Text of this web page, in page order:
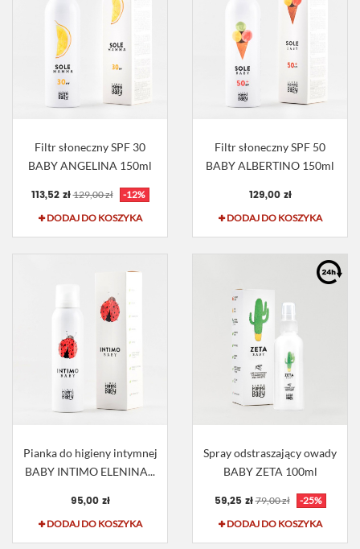
Filtr słoneczny SPF 30
BABY ANGELINA 150ml
113,52 zł 129,00 zł
-12%
DODAJ DO KOSZYKA
Filtr słoneczny SPF 50
BABY ALBERTINO 150ml
129,00 zł
DODAJ DO KOSZYKA
Pianka do higieny intymnej
BABY INTIMO ELENINA...
95,00 zł
DODAJ DO KOSZYKA
Spray odstraszający owady
BABY ZETA 100ml
59,25 zł 79,00 zł
-25%
DODAJ DO KOSZYKA